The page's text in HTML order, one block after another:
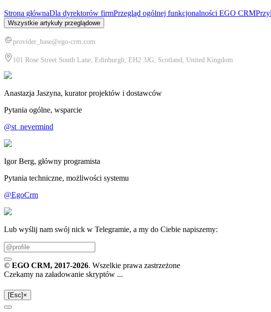
Strona głównaDla dyrektorów firmPrzegląd ogólnej funkcjonalności EGO CRM
Wszystkie artykuły przeglądowe
provider_base@ego-crm.com
101 Rose Street South Lane, Edinburgh, EH2 3JG, Scotland, United Kingdom
Anastazja Jaszyna, kurator projektów i dostawców
Pytania ogólne, wsparcie
@st_nevermind
Igor Berg, główny programista
Pytania techniczne, możliwości systemu
@EgoCrm
Lub wyślij nam swój nick w Telegramie, a my do Ciebie napiszemy:
© EGO CRM, 2017-2026. Wszelkie prawa zastrzeżone
Czekamy na załadowanie skryptów ...
[Esc] ×